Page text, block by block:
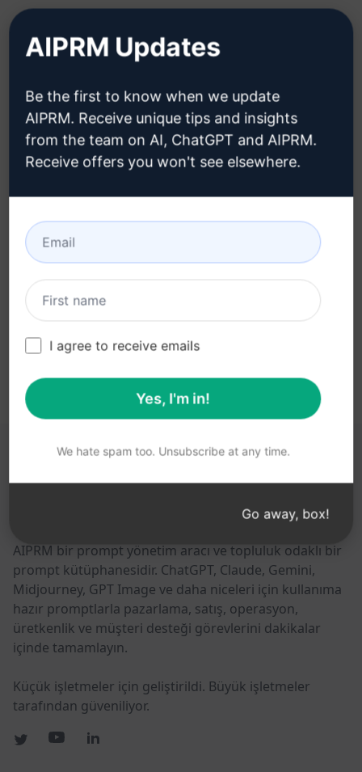
ChatGPT hesabının nasıl
oluşturulacağını öğrenmek için
buraya tıklayın
Adım 3: ChatGPT'nizdeki İstemi
Kullanın
İstemi şimdi ChatGPT'de deneyin
BU BAĞLANTILARI FAYDALI BULABILIRSINIZ
AIPRM bir prompt yönetim aracı ve topluluk odaklı bir
prompt kütüphanesidir. ChatGPT, Claude, Gemini,
Midjourney, GPT Image ve daha niceleri için kullanıma
hazır promptlarla pazarlama, satış, operasyon,
üretkenlik ve müşteri desteği görevlerini dakikalar
içinde tamamlayın.
Küçük işletmeler için geliştirildi. Büyük işletmeler
tarafından güveniliyor.
AIPRM Updates
Be the first to know when we update
AIPRM. Receive unique tips and insights
from the team on AI, ChatGPT and AIPRM.
Receive offers you won't see elsewhere.
I agree to receive emails
Yes, I'm in!
We hate spam too. Unsubscribe at any time.
Go away, box!